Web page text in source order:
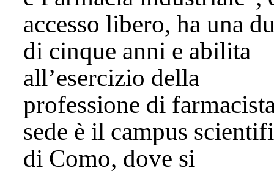
accesso libero, ha una
di cinque anni e abilita
all’esercizio della
professione di
sede è il campus
di Como, dove si